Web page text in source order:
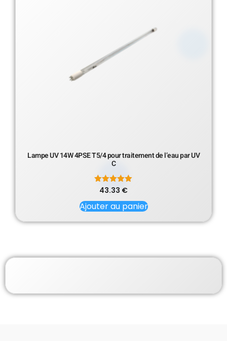
Lampe UV 14W 4PSE T5/4 pour traitement de l’eau par UV
C
Note
sur 5
43.33 €
Ajouter au panier